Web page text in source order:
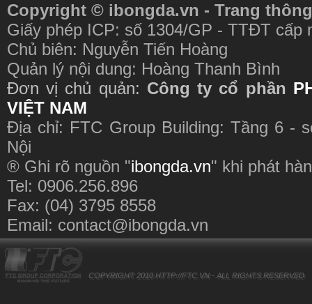
Copyright © ibongda.vn - Trang
Giấy phép ICP: số 1304/GP - TTĐT cấp
Chủ biên: Nguyễn Tiến Hoàng
Quản lý nội dung: Hoàng Thanh Bình
Đơn vị chủ quản: Công ty cổ phần
VIỆT NAM
Địa chỉ: FTC Group Building: Tầng 6 -
Nội
® Ghi rõ nguồn "ibongda.vn" khi phát
Tel: 0906.256.896
Fax: (04) 3795 8558
Email: contact@ibongda.vn
COPYRIGHT 2010 HTTP://FTC.VN - ALL RIGHTS RESERVED